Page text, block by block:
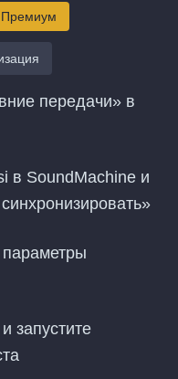
Премиум
передачи» в
в SoundMachine и
запустите